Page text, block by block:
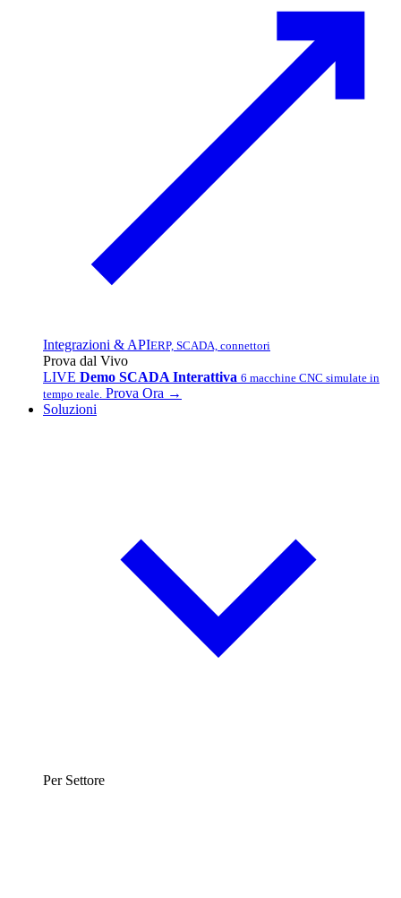
Integrazioni & APIERP, SCADA, connettori
Prova dal Vivo
LIVE Demo SCADA Interattiva 6 macchine CNC simulate in
tempo reale. Prova Ora →
Soluzioni
Per Settore